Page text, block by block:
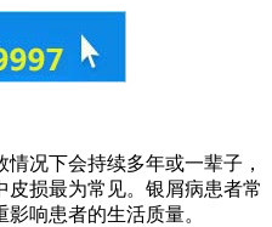
况下会持续多年或一辈子，
皮损最为常见。银屑病患者常
响患者的生活质量。